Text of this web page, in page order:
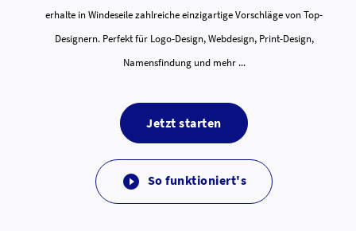
erhalte in Windeseile zahlreiche einzigartige Vorschläge von Top-
Designern. Perfekt für Logo-Design, Webdesign, Print-Design,
Namensfindung und mehr ...
Jetzt starten
 So funktioniert's